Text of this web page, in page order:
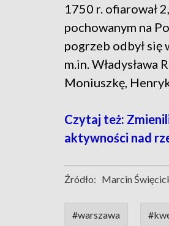
1750 r. ofiarował
pochowanym na
pogrzeb odbył
m.in. Władysława
Moniuszkę,
Czytaj też:
aktywności nad
Źródło: Marcin
#warszawa